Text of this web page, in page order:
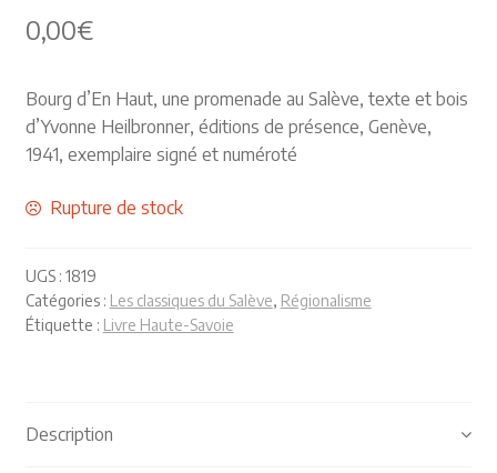
Carte postale
Plaquettes et publicités
MANIFESTATIONS
Rendez-nous visite
0,00€
Bourg d’En Haut, une promenade au Salève, texte et bois
d’Yvonne Heilbronner, éditions de présence, Genève,
1941, exemplaire signé et numéroté
Rupture de stock
UGS : 1819
Catégories : Les classiques du Salève, Régionalisme
Étiquette : Livre Haute-Savoie
Description